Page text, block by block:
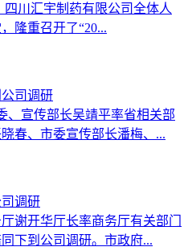
四川汇宇制药有限公司全体人
隆重召开了“20...
司调研
、宣传部长吴靖平率省相关部
春、市委宣传部长潘梅、...
调研
谢开华厅长率商务厅有关部门
下到公司调研。市政府...